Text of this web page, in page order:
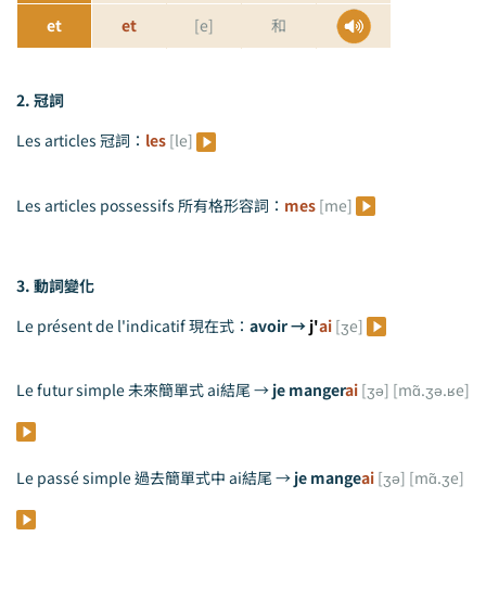
et et [e] 和
2. 冠詞
Les articles 冠詞： les [le]
Les articles possessifs 所有格形容詞： mes [me]
3. 動詞變化
Le présent de l'indicatif現在式： avoir → j'ai [ʒe]
Le futur simple 未來簡單式 ai結尾 → je mangerai [ʒə] [mɑ̃.ʒə.ʁe]
Le passé simple 過去簡單式中 ai結尾 → je mangeai [ʒə] [mɑ̃.ʒe]